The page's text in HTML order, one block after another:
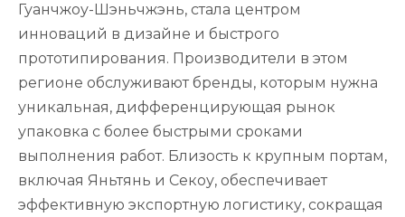
Гуанчжоу-Шэньчжэнь, стала центром
инноваций в дизайне и быстрого
прототипирования. Производители в этом
регионе обслуживают бренды, которым нужна
уникальная, дифференцирующая рынок
упаковка с более быстрыми сроками
выполнения работ. Близость к крупным портам,
включая Яньтянь и Секоу, обеспечивает
эффективную экспортную логистику, сокращая